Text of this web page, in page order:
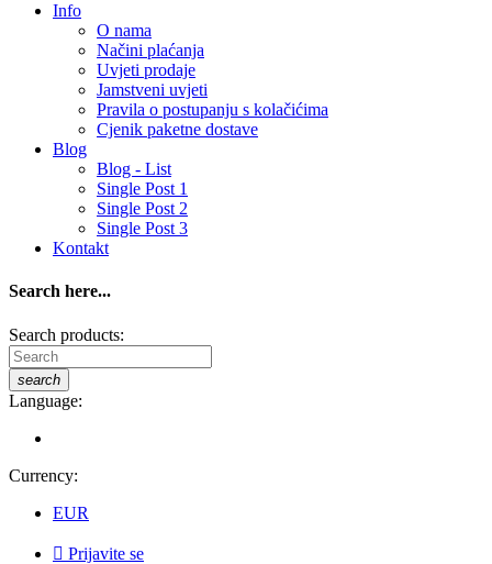
Info
O nama
Načini plaćanja
Uvjeti prodaje
Jamstveni uvjeti
Pravila o postupanju s kolačićima
Cjenik paketne dostave
Blog
Blog - List
Single Post 1
Single Post 2
Single Post 3
Kontakt
Search here...
Search products:
search
Language:
Currency:
EUR
 Prijavite se